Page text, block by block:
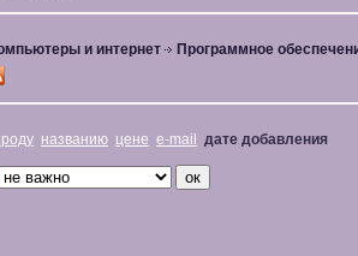
и интернет Программное
названию цене e-mail дате добавления